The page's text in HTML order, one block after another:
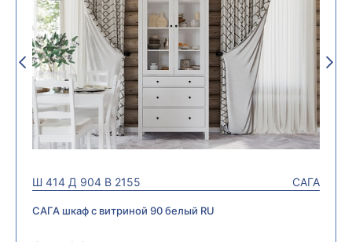
Ш 414 Д 904 В 2155 САГА
САГА шкаф с витриной 90 белый RU